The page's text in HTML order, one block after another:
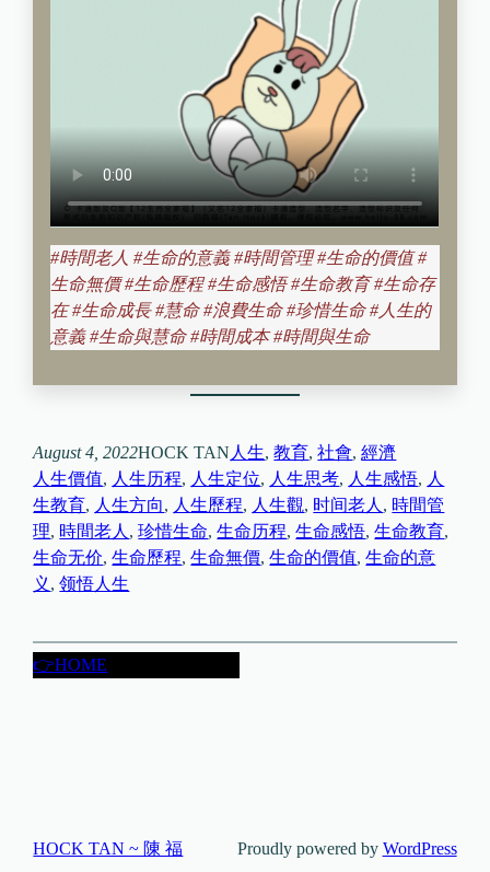
#時間老人 #生命的意義 #時間管理 #生命的價值 #
生命無價 #生命歷程 #生命感悟 #生命教育 #生命存
在 #生命成長 #慧命 #浪費生命 #珍惜生命 #人生的
意義 #生命與慧命 #時間成本 #時間與生命
August 4, 2022HOCK TAN人生, 教育, 社會, 經濟
人生價值, 人生历程, 人生定位, 人生思考, 人生感悟, 人
生教育, 人生方向, 人生歷程, 人生觀, 时间老人, 時間管
理, 時間老人, 珍惜生命, 生命历程, 生命感悟, 生命教育
生命无价, 生命歷程, 生命無價, 生命的價值, 生命的意
义 , 领悟人生
👉HOME
HOCK TAN ~ 陳 福 Proudly powered by WordPress